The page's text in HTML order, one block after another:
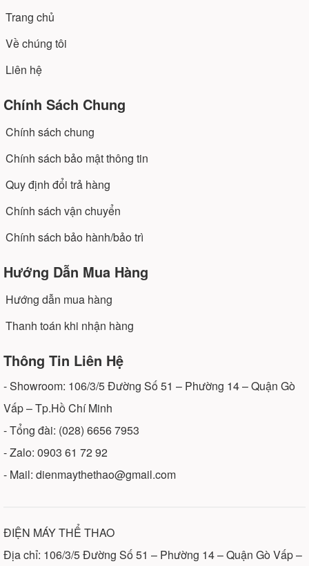
Trang chủ
Về chúng tôi
Liên hệ
Chính Sách Chung
Chính sách chung
Chính sách bảo mật thông tin
Quy định đổi trả hàng
Chính sách vận chuyển
Chính sách bảo hành/bảo trì
Hướng Dẫn Mua Hàng
Hướng dẫn mua hàng
Thanh toán khi nhận hàng
Thông Tin Liên Hệ
- Showroom: 106/3/5 Đường Số 51 – Phường 14 – Quận Gò
Vấp – Tp.Hồ Chí Minh
- Tổng đài: (028) 6656 7953
- Zalo: 0903 61 72 92
- Mail: dienmaythethao@gmail.com
ĐIỆN MÁY THỂ THAO
Địa chỉ: 106/3/5 Đường Số 51 – Phường 14 – Quận Gò Vấp –